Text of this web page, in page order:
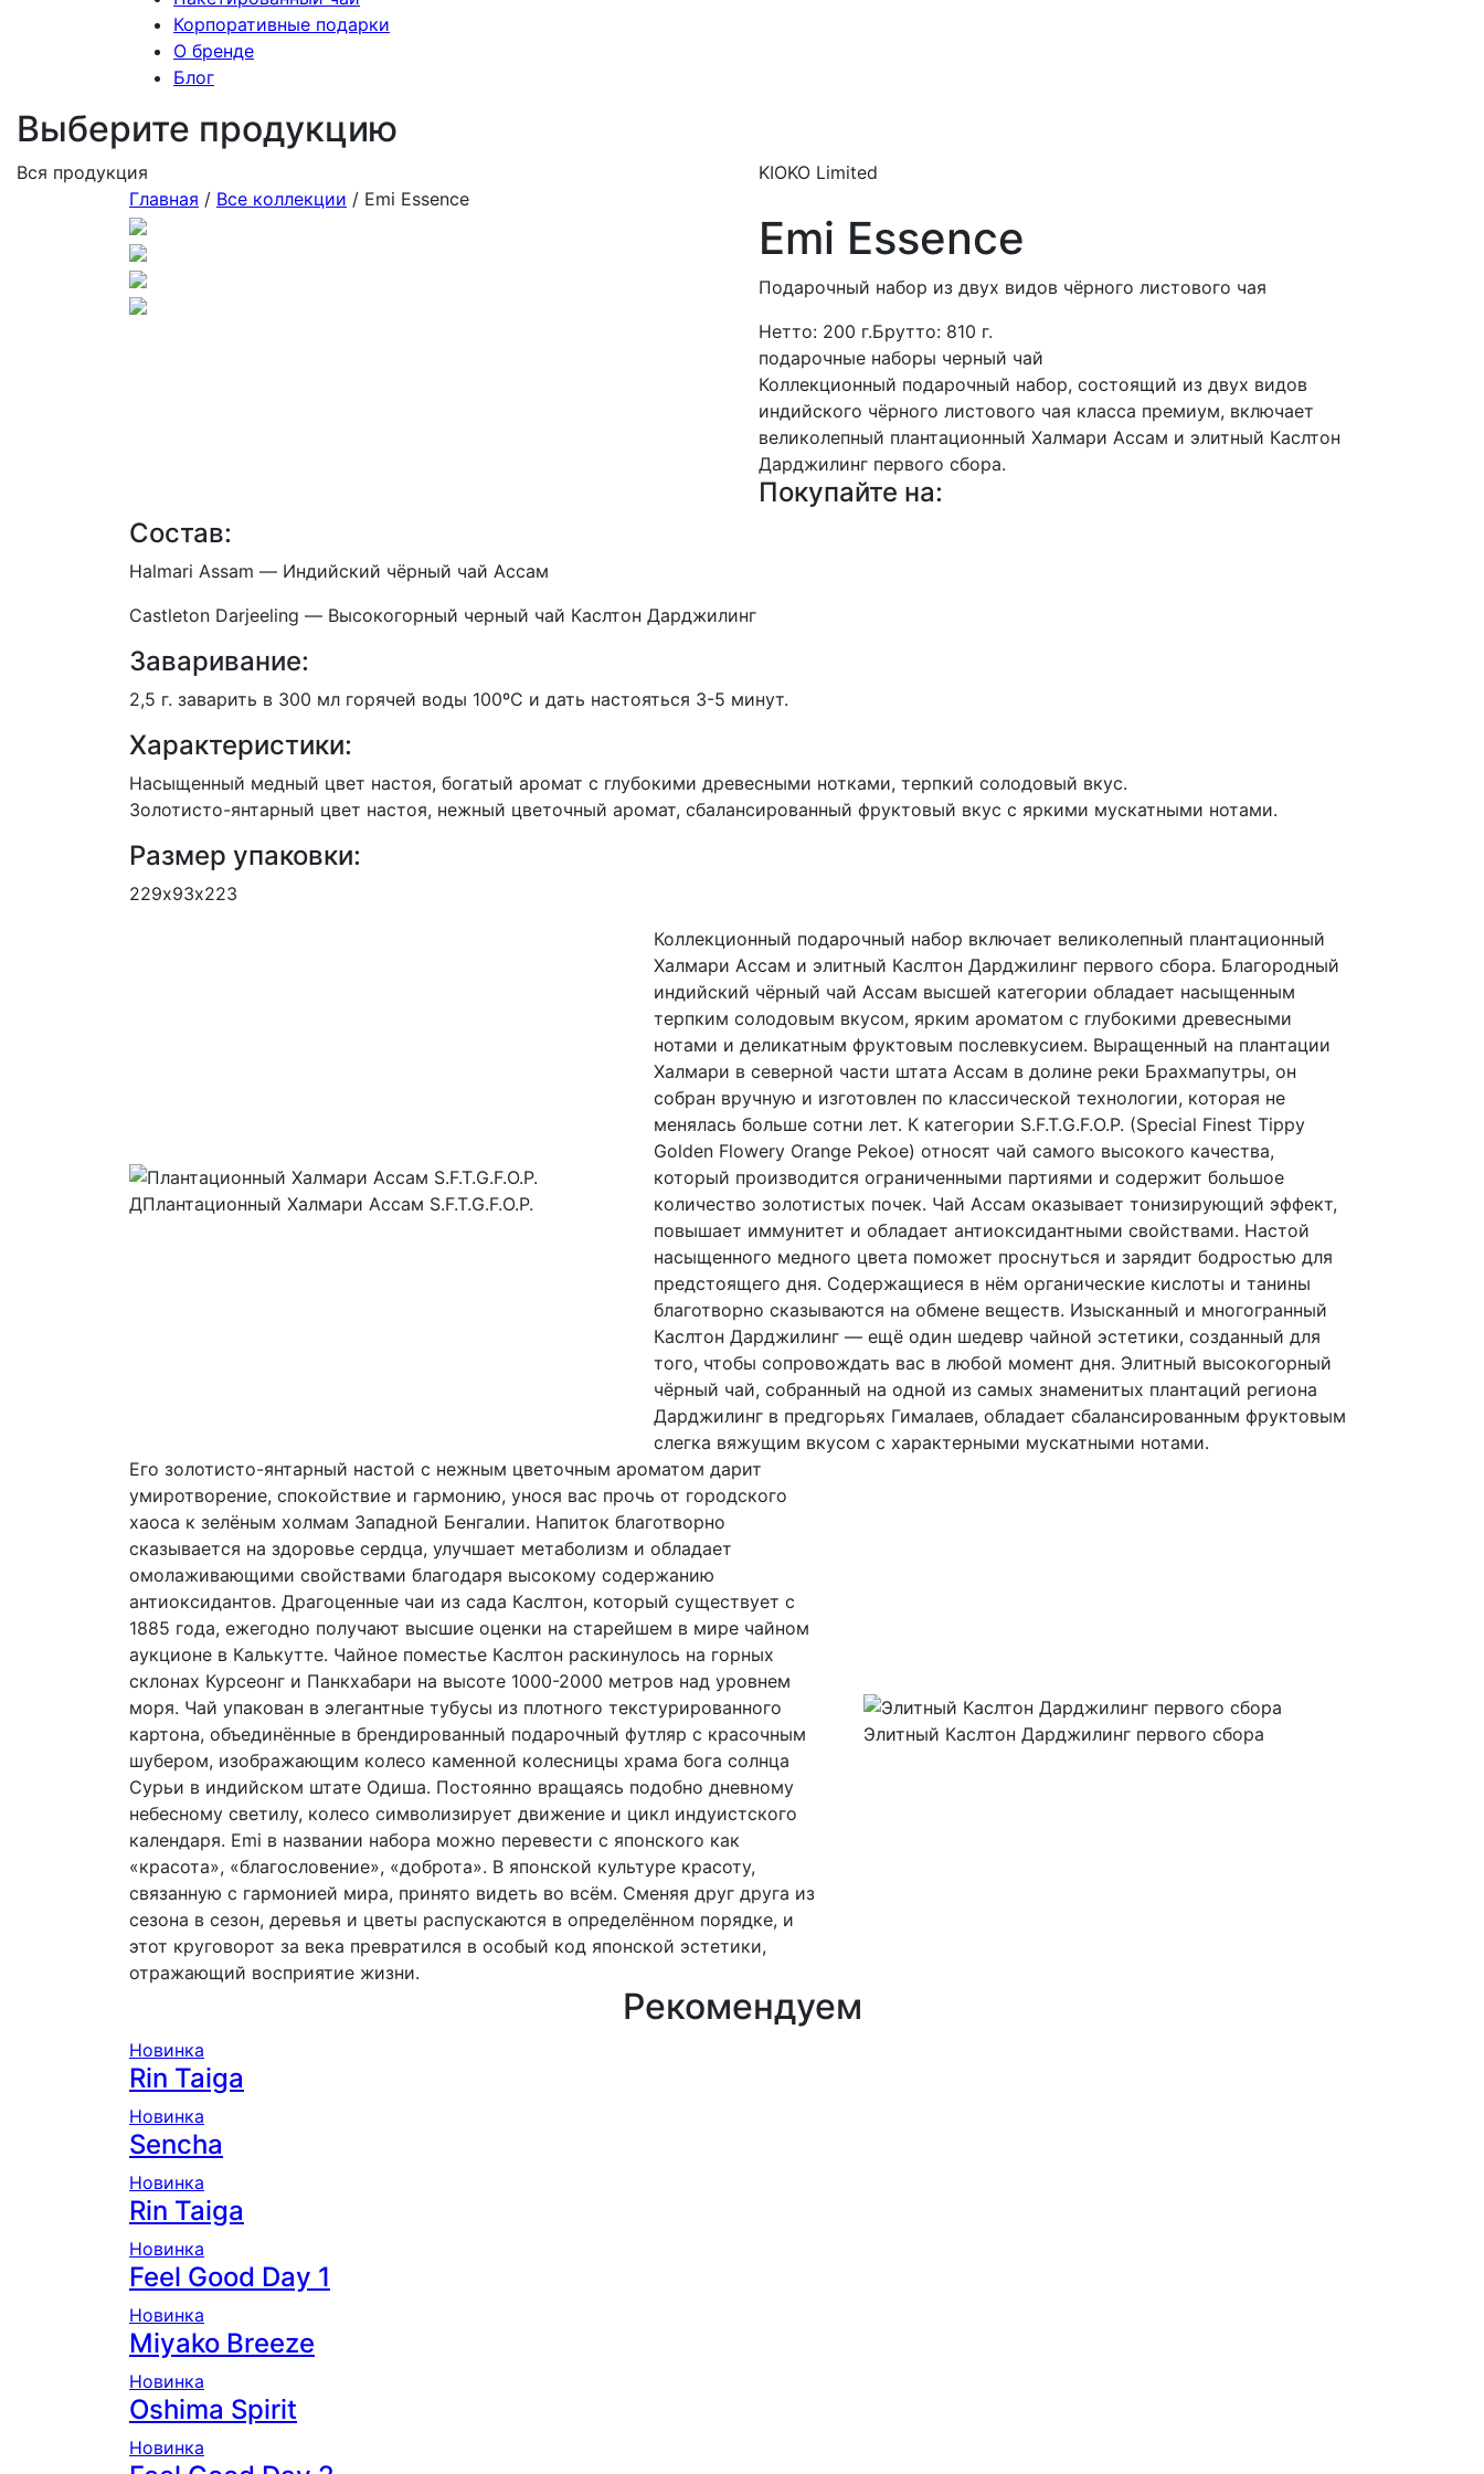
Корпоративные подарки
О бренде
Блог
Выберите продукцию
Вся продукция
KIOKO Limited
Главная / Все коллекции / Emi Essence
Emi Essence
Подарочный набор из двух видов чёрного листового чая
Нетто: 200 г.Брутто: 810 г.
подарочныe наборы черный чай
Коллекционный подарочный набор, состоящий из двух видов
индийского чёрного листового чая класса премиум, включает
великолепный плантационный Халмари Ассам и элитный Каслтон
Дарджилинг первого сбора.
Покупайте на:
Состав:
Halmari Assam — Индийский чёрный чай Ассам
Castleton Darjeeling — Высокогорный черный чай Каслтон Дарджилинг
Заваривание:
2,5 г. заварить в 300 мл горячей воды 100ºС и дать настояться 3-5 минут.
Характеристики:
Насыщенный медный цвет настоя, богатый аромат с глубокими древесными нотками, терпкий солодовый вкус.
Золотисто-янтарный цвет настоя, нежный цветочный аромат, сбалансированный фруктовый вкус с яркими мускатными нотами.
Размер упаковки:
229х93х223
ДПлантационный Халмари Ассам S.F.T.G.F.O.P.
Коллекционный подарочный набор включает великолепный плантационный
Халмари Ассам и элитный Каслтон Дарджилинг первого сбора. Благородный
индийский чёрный чай Ассам высшей категории обладает насыщенным
терпким солодовым вкусом, ярким ароматом с глубокими древесными
нотами и деликатным фруктовым послевкусием. Выращенный на плантации
Халмари в северной части штата Ассам в долине реки Брахмапутры, он
собран вручную и изготовлен по классической технологии, которая не
менялась больше сотни лет. К категории S.F.T.G.F.O.P. (Special Finest Tippy
Golden Flowery Orange Pekoe) относят чай самого высокого качества,
который производится ограниченными партиями и содержит большое
количество золотистых почек. Чай Ассам оказывает тонизирующий эффект,
повышает иммунитет и обладает антиоксидантными свойствами. Настой
насыщенного медного цвета поможет проснуться и зарядит бодростью для
предстоящего дня. Содержащиеся в нём органические кислоты и танины
благотворно сказываются на обмене веществ. Изысканный и многогранный
Каслтон Дарджилинг — ещё один шедевр чайной эстетики, созданный для
того, чтобы сопровождать вас в любой момент дня. Элитный высокогорный
чёрный чай, собранный на одной из самых знаменитых плантаций региона
Дарджилинг в предгорьях Гималаев, обладает cбалансированным фруктовым
слегка вяжущим вкусом с характерными мускатными нотами.
Его золотисто-янтарный настой с нежным цветочным ароматом дарит
умиротворение, спокойствие и гармонию, унося вас прочь от городского
хаоса к зелёным холмам Западной Бенгалии. Напиток благотворно
сказывается на здоровье сердца, улучшает метаболизм и обладает
омолаживающими свойствами благодаря высокому содержанию
антиоксидантов. Драгоценные чаи из сада Каслтон, который существует с
1885 года, ежегодно получают высшие оценки на старейшем в мире чайном
аукционе в Калькутте. Чайное поместье Каслтон раскинулось на горных
склонах Курсеонг и Панкхабари на высоте 1000-2000 метров над уровнем
моря. Чай упакован в элегантные тубусы из плотного текстурированного
картона, объединённые в брендированный подарочный футляр с красочным
шубером, изображающим колесо каменной колесницы храма бога солнца
Сурьи в индийском штате Одиша. Постоянно вращаясь подобно дневному
небесному светилу, колесо символизирует движение и цикл индуистского
календаря. Emi в названии набора можно перевести с японского как
«красота», «благословение», «доброта». В японской культуре красоту,
связанную с гармонией мира, принято видеть во всём. Сменяя друг друга из
сезона в сезон, деревья и цветы распускаются в определённом порядке, и
этот круговорот за века превратился в особый код японской эстетики,
отражающий восприятие жизни.
Элитный Каслтон Дарджилинг первого сбора
Рекомендуем
Новинка
Rin Taiga
Новинка
Sencha
Новинка
Rin Taiga
Новинка
Feel Good Day 1
Новинка
Miyako Breeze
Новинка
Oshima Spirit
Новинка